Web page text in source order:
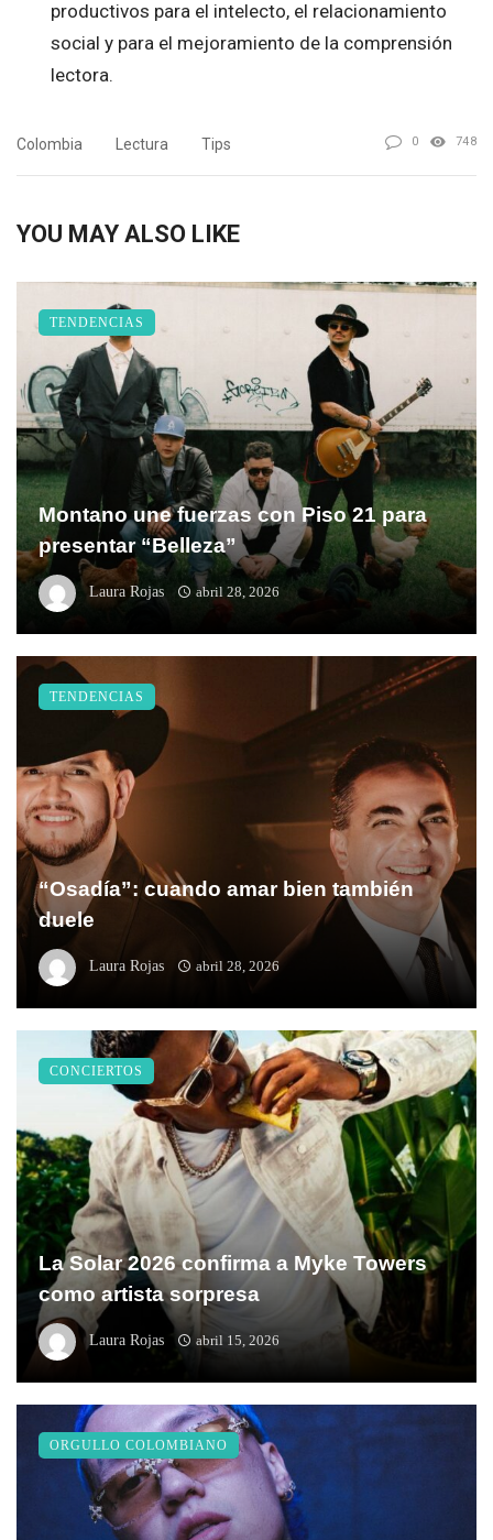
productivos para el intelecto, el relacionamiento
social y para el mejoramiento de la comprensión
lectora.
Colombia Lectura Tips 0 748
YOU MAY ALSO LIKE
Montano une fuerzas con Piso 21 para
presentar “Belleza”
Laura Rojas abril 28, 2026
TENDENCIAS
“Osadía”: cuando amar bien también
duele
Laura Rojas abril 28, 2026
TENDENCIAS
La Solar 2026 confirma a Myke Towers
como artista sorpresa
Laura Rojas abril 15, 2026
CONCIERTOS
ORGULLO COLOMBIANO